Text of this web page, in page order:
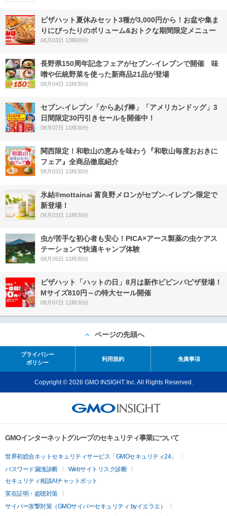
ピザハット夏休みセット3種が3,000円から！お盆や集ま
りにぴったりのボリューム&おトクな期間限定メニュー
08月03日 13時00分
長野県150周年記念フェアがセブン-イレブンで開催 味
噌や伝統野菜を使った新商品21品が登場
08月04日 11時30分
セブン‐イレブン「からあげ棒」「アメリカンドッグ」3
日間限定30円引きセールを開催中！
08月07日 11時30分
関西限定！和歌山の恵みを味わう『和歌山毎度おおきに
フェア』全商品徹底紹介
08月03日 11時30分
氷結®mottainai 富良野メロンがセブン‐イレブン限定で
新登場！
08月03日 11時30分
虫が苦手な初心者も安心！PICA×アース製薬の虫ケアス
テーションで快適キャンプ体験
08月05日 11時30分
ピザハット「ハットの日」8月は新作ビビンバピザ登場！
Mサイズ810円～の特大セール開催
08月07日 11時30分
ページの先頭へ
プライバシー
ポリシー
利用規約 免責事項
Copyright © 2026 GMO INSIGHT Inc. All Rights Reserved.
GMOインターネットグループのセキュリティ事業について
世界初総合ネットセキュリティサービス「GMOセキュリティ24」
パスワード漏洩診断
Webサイトリスク診断
セキュリティ相談AIチャットボット
実在証明・盗聴対策
サイバー攻撃対策（GMOサイバーセキュリティ byイエラエ）